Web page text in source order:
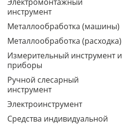
инструмент
Металлообработка (машины)
Металлообработка (расходка)
Измерительный инструмент и
приборы
Ручной слесарный
инструмент
Электроинструмент
Средства индивидуальной